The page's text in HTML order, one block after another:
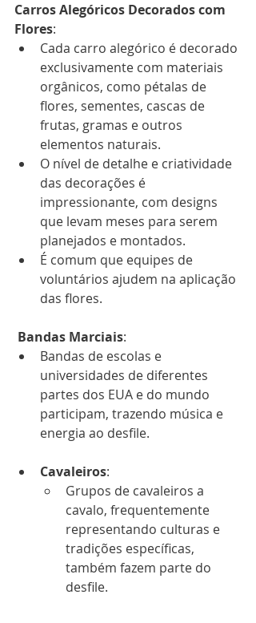
Carros Alegóricos Decorados com
Flores:
Cada carro alegórico é decorado
exclusivamente com materiais
orgânicos, como pétalas de
flores, sementes, cascas de
frutas, gramas e outros
elementos naturais.
O nível de detalhe e criatividade
das decorações é
impressionante, com designs
que levam meses para serem
planejados e montados.
É comum que equipes de
voluntários ajudem na aplicação
das flores.
Bandas Marciais:
Bandas de escolas e
universidades de diferentes
partes dos EUA e do mundo
participam, trazendo música e
energia ao desfile.
Cavaleiros:
Grupos de cavaleiros a
cavalo, frequentemente
representando culturas e
tradições específicas,
também fazem parte do
desfile.